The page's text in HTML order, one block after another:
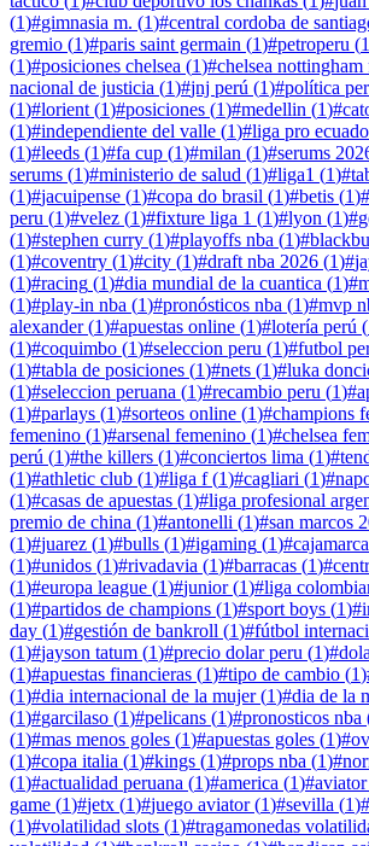
(1)#gimnasia m. (1)#central cordoba de
gremio (1)#paris saint germain (1)#petroperu (1
(1)#posiciones chelsea (1)#chelsea nottingham
nacional de justicia (1)#jnj perú (1)#política
(1)#lorient (1)#posiciones (1)#medellin (1)#
(1)#independiente del valle (1)#liga pro
(1)#leeds (1)#fa cup (1)#milan (1)#serums
serums (1)#ministerio de salud (1)#liga1 (1)#
(1)#jacuipense (1)#copa do brasil (1)#betis (1)#
peru (1)#velez (1)#fixture liga 1 (1)#lyon (1)#
(1)#stephen curry (1)#playoffs nba (1)#
(1)#coventry (1)#city (1)#draft nba 2026 (1)#
(1)#racing (1)#dia mundial de la cuantica (1)#
(1)#play-in nba (1)#pronósticos nba (1)#mvp
alexander(1)#apuestas online (1)#lotería perú (
(1)#coquimbo (1)#seleccion peru (1)#futbol
(1)#tabla de posiciones (1)#nets (1)#luka
(1)#seleccion peruana (1)#recambio peru (1)#
(1)#parlays (1)#sorteos online (1)#champions
femenino (1)#arsenal femenino (1)#chelsea
perú (1)#the killers (1)#conciertos lima (1)#
(1)#athletic club (1)#liga f(1)#cagliari (1)#
(1)#casas de apuestas (1)#liga profesional
premio de china (1)#antonelli (1)#san marcos
(1)#juarez (1)#bulls (1)#igaming (1)#cajamarca
(1)#unidos (1)#rivadavia (1)#barracas (1)#
(1)#europa league (1)#junior(1)#liga
(1)#partidos de champions (1)#sport boys (1)#
day (1)#gestión de bankroll (1)#fútbol
(1)#jayson tatum (1)#precio dolar peru (1)#
(1)#apuestas financieras (1)#tipo de cambio (1)
(1)#dia internacional de la mujer(1)#dia de la
(1)#garcilaso (1)#pelicans (1)#pronosticos nba
(1)#mas menos goles (1)#apuestas goles (1)#
(1)#copa italia (1)#kings (1)#props nba (1)#
(1)#actualidad peruana (1)#america (1)#aviator
game (1)#jetx (1)#juego aviator(1)#sevilla (1)#
(1)#volatilidad slots (1)#tragamonedas